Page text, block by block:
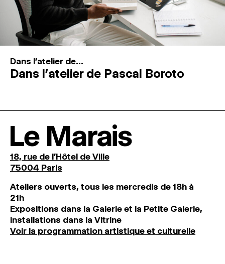
Dans l'atelier de...
Dans l’atelier de Pascal Boroto
Le Marais
18, rue de l'Hôtel de Ville
75004 Paris
Ateliers ouverts, tous les mercredis de 18h à
21h
Expositions dans la Galerie et la Petite Galerie,
installations dans la Vitrine
Voir la programmation artistique et culturelle